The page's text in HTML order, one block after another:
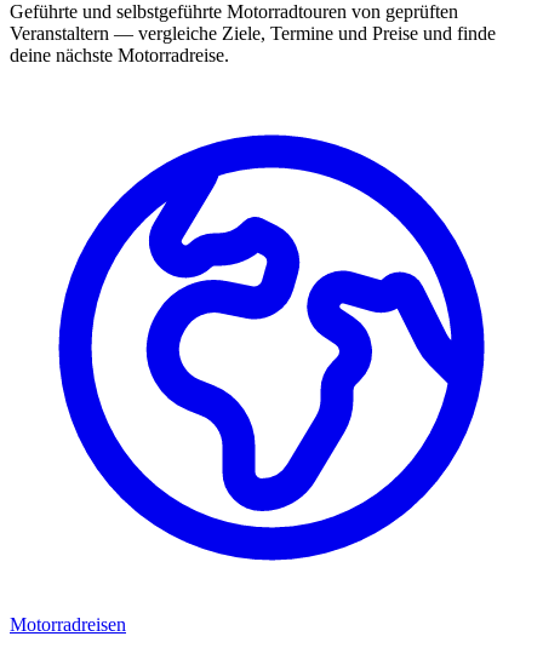
Geführte und selbstgeführte Motorradtouren von geprüften
Veranstaltern — vergleiche Ziele, Termine und Preise und finde
deine nächste Motorradreise.
Motorradreisen